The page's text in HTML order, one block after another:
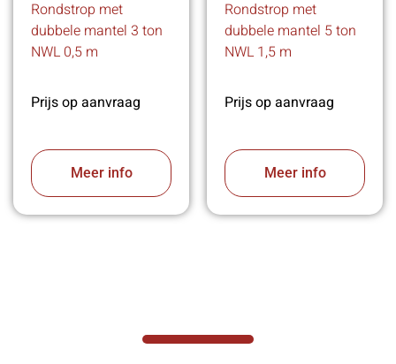
Rondstrop met
dubbele mantel 3 ton
NWL 0,5 m
Prijs op aanvraag
Meer info
Rondstrop met
dubbele mantel 5 ton
NWL 1,5 m
Prijs op aanvraag
Meer info